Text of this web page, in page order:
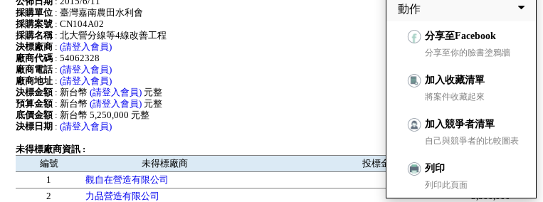
動作
分享至Facebook
分享至你的臉書塗鴉牆
加入收藏清單
將案件收藏起來
加入競爭者清單
自己與競爭者的比較圖表
列印
列印此頁面
採購單位 : 臺灣嘉南農田水利會
採購案號 : CN104A02
採購名稱: 北大營分線等4線改善工程
決標廠商 : (請登入會員)
廠商代碼 : 54062328
廠商電話: (請登入會員)
廠商地址 : (請登入會員)
決標金額: 新台幣 (請登入會員) 元整
預算金額: 新台幣 (請登入會員) 元整
底價金額: 新台幣 5,250,000 元整
決標日期 : (請登入會員)
未得標廠商資訊 :
編號
未得標廠商
投標金額
1
觀自在營造有限公司
2
力品營造有限公司
3,800,000